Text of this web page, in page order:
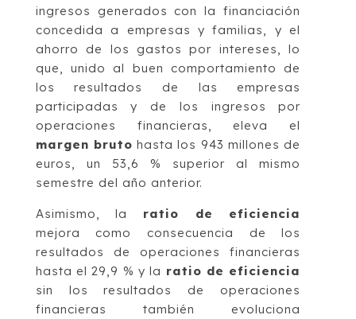
ingresos generados con la financiación
concedida a empresas y familias, y el
ahorro de los gastos por intereses, lo
que, unido al buen comportamiento de
los resultados de las empresas
participadas y de los ingresos por
operaciones financieras, eleva el
margen bruto hasta los 943 millones de
euros, un 53,6 % superior al mismo
semestre del año anterior.
Asimismo, la ratio de eficiencia
mejora como consecuencia de los
resultados de operaciones financieras
hasta el 29,9 % y la ratio de eficiencia
sin los resultados de operaciones
financieras también evoluciona